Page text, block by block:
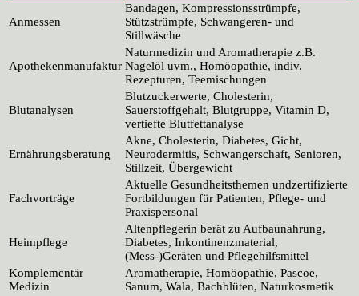
Anmessen
Bandagen, Kompressionsstrümpfe,
Stützstrümpfe, Schwangeren- und
Stillwäsche
Apothekenmanufaktur
Naturmedizin und Aromatherapie z.B.
Nagelöl uvm., Homöopathie, indiv.
Rezepturen, Teemischungen
Blutanalysen
Blutzuckerwerte, Cholesterin,
Sauerstoffgehalt, Blutgruppe, Vitamin D,
vertiefte Blutfettanalyse
Ernährungsberatung
Akne, Cholesterin, Diabetes, Gicht,
Neurodermitis, Schwangerschaft, Senioren,
Stillzeit, Übergewicht
Fachvorträge
Aktuelle Gesundheitsthemen undzertifizierte
Fortbildungen für Patienten, Pflege- und
Praxispersonal
Heimpflege
Altenpflegerin berät zu Aufbaunahrung,
Diabetes, Inkontinenzmaterial,
(Mess-)Geräten und Pflegehilfsmittel
Komplementär
Medizin
Aromatherapie, Homöopathie, Pascoe,
Sanum, Wala, Bachblüten, Naturkosmetik